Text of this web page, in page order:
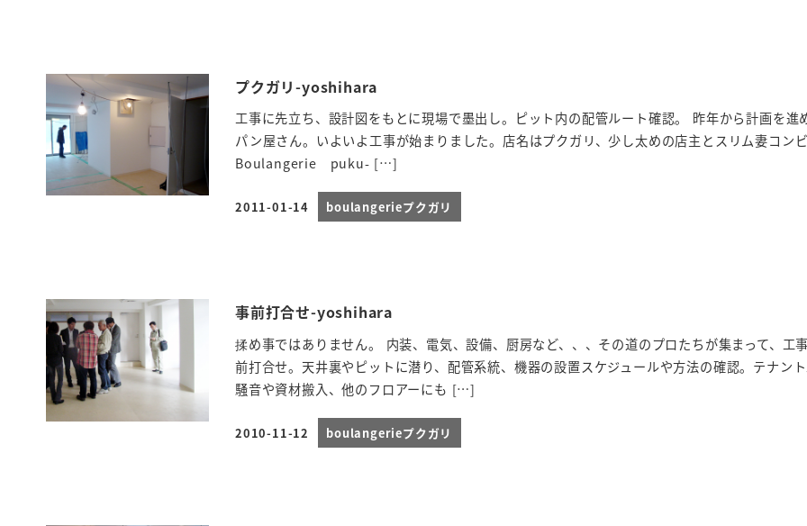
プクガリ-yoshihara
工事に先立ち、設計図をもとに現場で墨出し。ピット内の配管ルート確認。 昨年から計画を進
パン屋さん。いよいよ工事が始まりました。店名はプクガリ、少し太めの店主とスリム妻コン
Boulangerie puku- […]
投稿日
2011-01-14 boulangerieプクガリ
事前打合せ-yoshihara
揉め事ではありません。 内装、電気、設備、厨房など、、、その道のプロたちが集まって、工
前打合せ。天井裏やピットに潜り、配管系統、機器の設置スケジュールや方法の確認。テナント
騒音や資材搬入、他のフロアーにも […]
投稿日
2010-11-12 boulangerieプクガリ